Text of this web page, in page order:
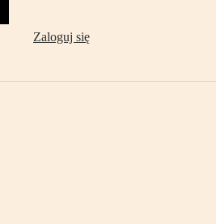
Zaloguj się